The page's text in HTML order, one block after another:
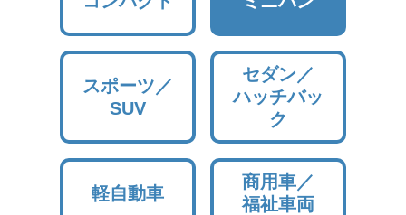
スポーツ／
SUV
セダン／
ハッチバッ
ク
軽自動車
商用車／
福祉車両